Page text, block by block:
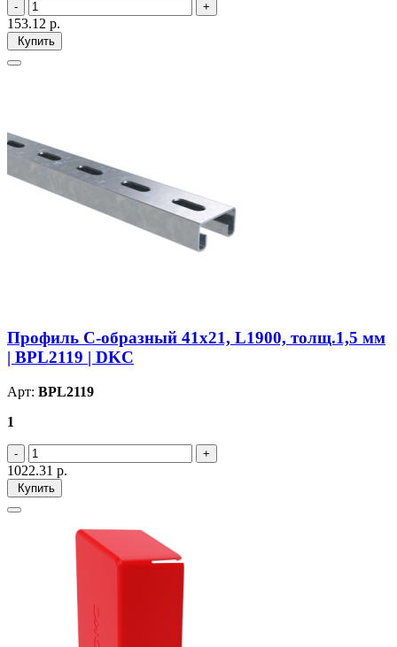
153.12 р.
Купить
Профиль С-образный 41х21, L1900, толщ.1,5 мм
| BPL2119 | DKC
Арт: BPL2119
1
1022.31 р.
Купить